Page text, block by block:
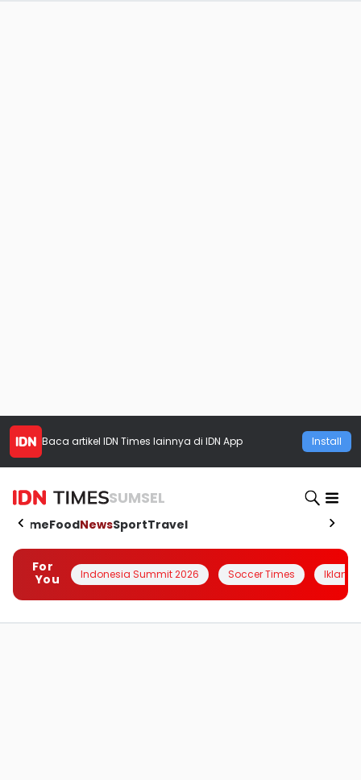
Baca artikel IDN Times lainnya di IDN App Install
SUMSEL
HomeFoodNewsSportTravel
For
You
Indonesia Summit 2026 Soccer Times Iklanin